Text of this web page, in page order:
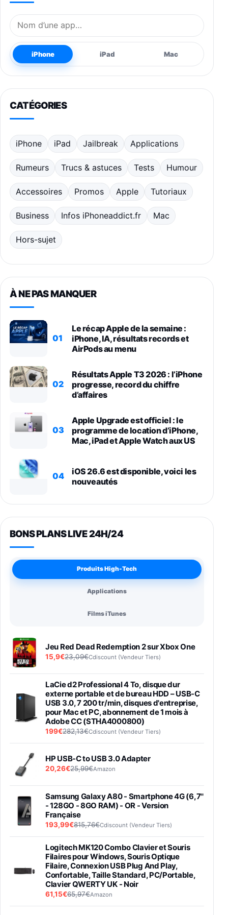
Nom de l’application
iPhone iPad Mac
CATÉGORIES
iPhone iPad Jailbreak Applications
Rumeurs Trucs & astuces Tests Humour
Accessoires Promos Apple Tutoriaux
Business Infos iPhoneaddict.fr Mac
Hors-sujet
À NE PAS MANQUER
01
Le récap Apple de la semaine :
iPhone, IA, résultats records et
AirPods au menu
02
Résultats Apple T3 2026 : l’iPhone
progresse, record du chiffre
d’affaires
03
Apple Upgrade est officiel : le
programme de location d’iPhone,
Mac, iPad et Apple Watch aux US
04
iOS 26.6 est disponible, voici les
nouveautés
BONS PLANS LIVE 24H/24
Produits High-Tech
Applications
Films iTunes
Jeu Red Dead Redemption 2 sur Xbox One
15,9€23,09€Cdiscount (Vendeur Tiers)
LaCie d2 Professional 4 To, disque dur
externe portable et de bureau HDD – USB-C
USB 3.0, 7 200 tr/min, disques d'entreprise,
pour Mac et PC, abonnement de 1 mois à
Adobe CC (STHA4000800)
199€282,13€Cdiscount (Vendeur Tiers)
HP USB-C to USB 3.0 Adapter
20,26€25,99€Amazon
Samsung Galaxy A80 - Smartphone 4G (6,7''
- 128GO - 8GO RAM) - OR - Version
Française
193,99€815,76€Cdiscount (Vendeur Tiers)
Logitech MK120 Combo Clavier et Souris
Filaires pour Windows, Souris Optique
Filaire, Connexion USB Plug And Play,
Confortable, Taille Standard, PC/Portable,
Clavier QWERTY UK - Noir
61,15€65,97€Amazon